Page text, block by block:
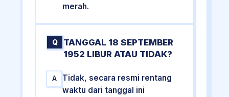
merah.
Q
TANGGAL 18 SEPTEMBER
1952 LIBUR ATAU TIDAK?
A
Tidak, secara resmi rentang
waktu dari tanggal ini